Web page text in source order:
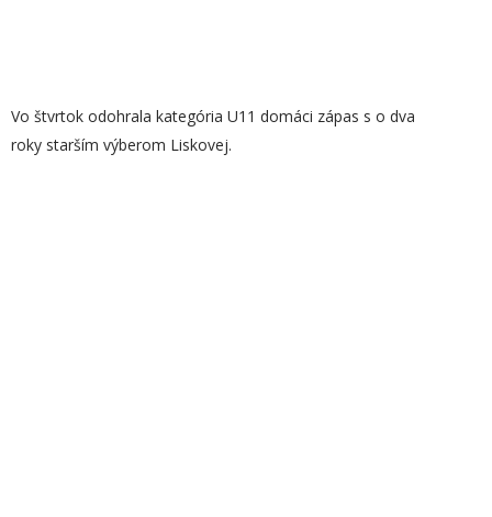
Vo štvrtok odohrala kategória U11 domáci zápas s o dva
roky starším výberom Liskovej.